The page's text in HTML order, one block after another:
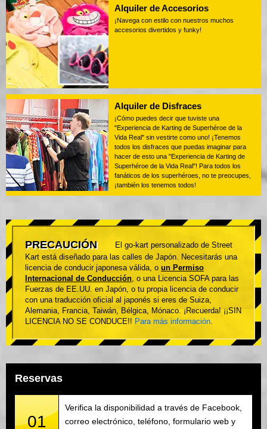
Alquiler de Accesorios
¡Navega con estilo con nuestros muchos
accesorios divertidos y funky!
Alquiler de Disfraces
¡Cómo puedes decir que tuviste una
"Experiencia de Karting de Superhéroe de la
Vida Real" sin vestirte como uno! ¡Tenemos
todos los disfraces que puedas imaginar para
hacer de esto una "Experiencia de Karting de
Superhéroe de la Vida Real"! Para todos los
fanáticos de los superhéroes, no te preocupes,
¡también los tenemos todos!
PRECAUCIÓN
El go-kart personalizado de Street
Kart está diseñado para las calles de Japón. Necesitarás una
licencia de conducir japonesa válida, o un Permiso
Internacional de Conducción, o una Licencia SOFA para las
Fuerzas de EE.UU. en Japón, o tu propia licencia de conducir
con una traducción oficial al japonés si eres de Suiza,
Alemania, Francia, Taiwán, Bélgica, Mónaco. ¡Recuerda! ¡¡SIN
LICENCIA NO SE CONDUCE!! Para más información.
Reservas
01
Verifica la disponibilidad a través de Facebook,
correo electrónico, teléfono, formulario web y